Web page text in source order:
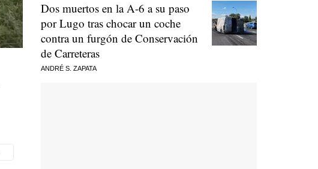
Dos muertos en la A-6 a su paso
por Lugo tras chocar un coche
contra un furgón de Conservación
de Carreteras
ANDRÉ S. ZAPATA